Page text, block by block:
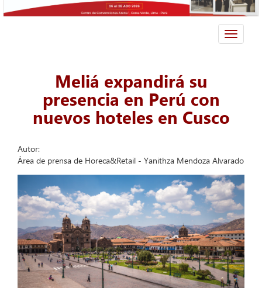
Toggle
Meliá expandirá su
presencia en Perú con
nuevos hoteles en Cusco
Autor:
Área de prensa de Horeca&Retail - Yanithza Mendoza Alvarado